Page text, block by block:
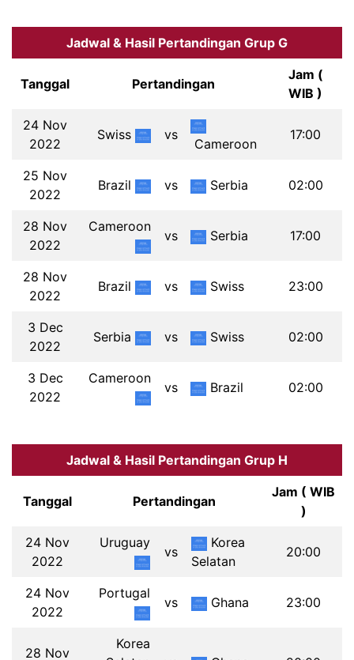
Jadwal & Hasil Pertandingan Grup G
Tanggal Pertandingan
Jam (
WIB )
24 Nov
2022
Swiss vs
Cameroon
17:00
25 Nov
2022
Brazil vs Serbia 02:00
28 Nov
2022
Cameroon
vs Serbia 17:00
28 Nov
2022
Brazil vs Swiss 23:00
3 Dec
2022
Serbia vs Swiss 02:00
3 Dec
2022
Cameroon
vs Brazil 02:00
Jadwal & Hasil Pertandingan Grup H
Tanggal Pertandingan
Jam ( WIB
)
24 Nov
2022
Uruguay
vs
Korea
Selatan
20:00
24 Nov
2022
Portugal
vs Ghana 23:00
28 Nov
Korea